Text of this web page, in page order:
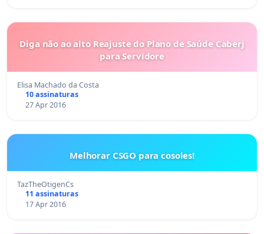
Diga não ao alto Reajuste do Plano de Saúde Caberj
para Servidore
Elisa Machado da Costa
10 assinaturas
27 Apr 2016
Melhorar CSGO para cosoles!
TazTheOtigenCs
11 assinaturas
17 Apr 2016